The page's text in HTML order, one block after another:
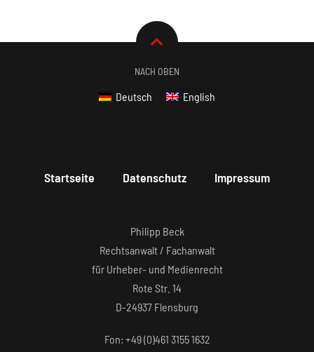
NACH OBEN
Deutsch English
Startseite Datenschutz Impressum
Philipp Beck
Rechtsanwalt / Fachanwalt
für Urheber- und Medienrecht
Rote Str. 14
D-24937 Flensburg
Fon: +49 (0)461 3155 1632‬